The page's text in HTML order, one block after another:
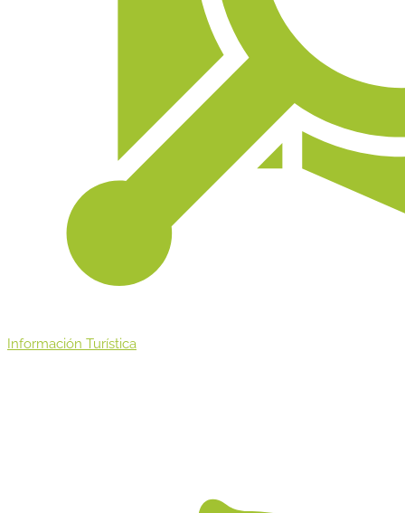
Información Turística